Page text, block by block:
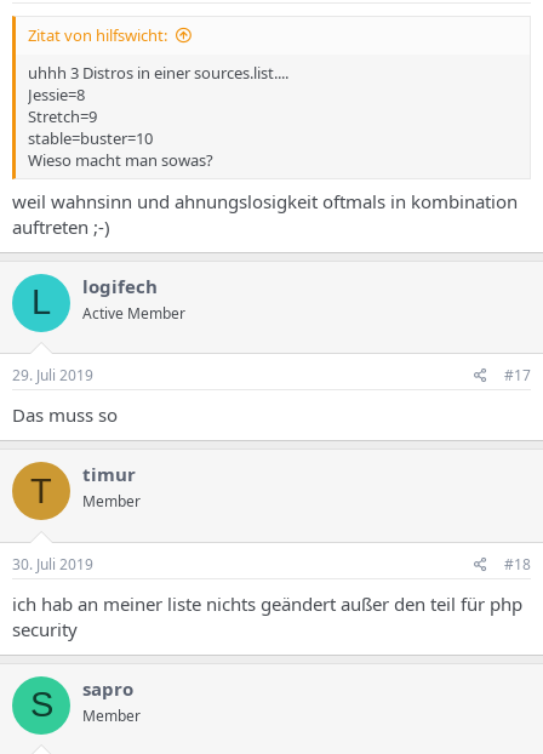
Zitat von hilfswicht:
uhhh 3 Distros in einer sources.list....
Jessie=8
Stretch=9
stable=buster=10
Wieso macht man sowas?
weil wahnsinn und ahnungslosigkeit oftmals in kombination
auftreten ;-)
L logifech
Active Member
29. Juli 2019 #17
Das muss so
T timur
Member
30. Juli 2019 #18
ich hab an meiner liste nichts geändert außer den teil für php
security
S sapro
Member